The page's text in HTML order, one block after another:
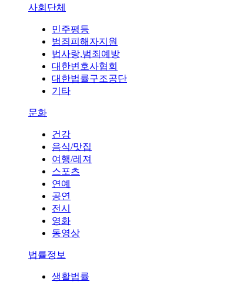
사회단체
민주평등
범죄피해자지원
법사랑,범죄예방
대한변호사협회
대한법률구조공단
기타
문화
건강
음식/맛집
여행/레져
스포츠
연예
공연
전시
영화
동영상
법률정보
생활법률